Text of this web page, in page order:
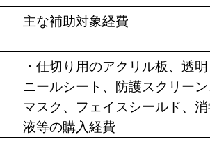
主な補助対象経費
・仕切り用のアクリル板、透
ニールシート、防護スクリー
マスク、フェイスシールド、
液等の購入経費